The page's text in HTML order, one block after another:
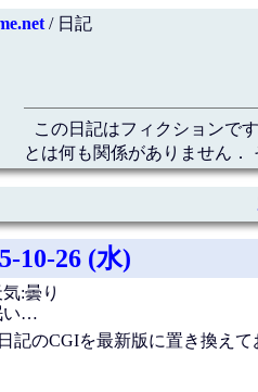
/ 日記
この日記はフィクションで
とは何も関係がありません．
10-26 (水)
:曇り
い…
記のCGIを最新版に置き換え